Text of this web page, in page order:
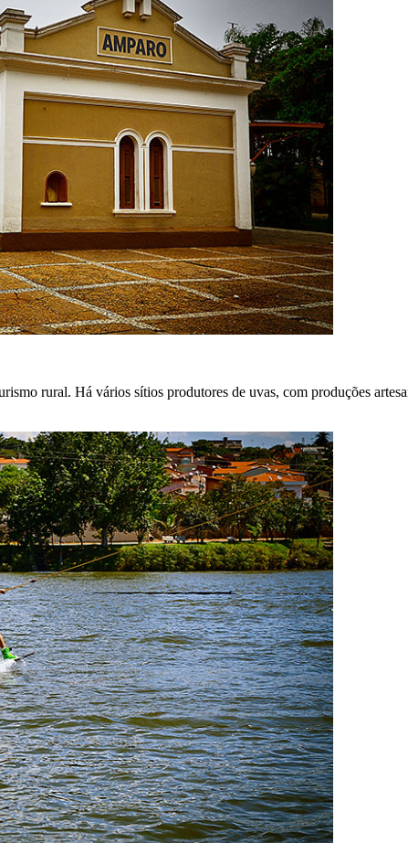
rural. Há vários sítios produtores de uvas, com produções